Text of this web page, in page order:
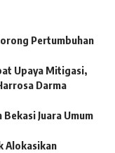
Pertumbuhan
Upaya Mitigasi,
Darma
Juara Umum
Alokasikan